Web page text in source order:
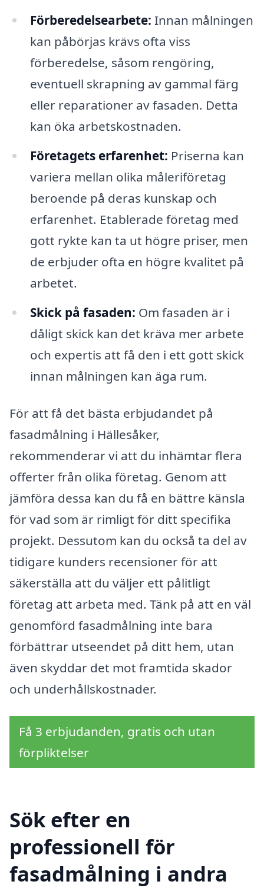
Förberedelsearbete: Innan målningen
kan påbörjas krävs ofta viss
förberedelse, såsom rengöring,
eventuell skrapning av gammal färg
eller reparationer av fasaden. Detta
kan öka arbetskostnaden.
Företagets erfarenhet: Priserna kan
variera mellan olika måleriföretag
beroende på deras kunskap och
erfarenhet. Etablerade företag med
gott rykte kan ta ut högre priser, men
de erbjuder ofta en högre kvalitet på
arbetet.
Skick på fasaden: Om fasaden är i
dåligt skick kan det kräva mer arbete
och expertis att få den i ett gott skick
innan målningen kan äga rum.
För att få det bästa erbjudandet på
fasadmålning i Hällesåker,
rekommenderar vi att du inhämtar flera
offerter från olika företag. Genom att
jämföra dessa kan du få en bättre känsla
för vad som är rimligt för ditt specifika
projekt. Dessutom kan du också ta del av
tidigare kunders recensioner för att
säkerställa att du väljer ett pålitligt
företag att arbeta med. Tänk på att en väl
genomförd fasadmålning inte bara
förbättrar utseendet på ditt hem, utan
även skyddar det mot framtida skador
och underhållskostnader.
Få 3 erbjudanden, gratis och utan
förpliktelser
Sök efter en
professionell för
fasadmålning i andra